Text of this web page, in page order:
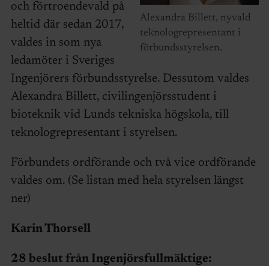
Alexandra Billett, nyvald
teknologrepresentant i
förbundsstyrelsen.
och förtroendevald på
heltid där sedan 2017,
valdes in som nya
ledamöter i Sveriges
Ingenjörers förbundsstyrelse. Dessutom valdes
Alexandra Billett, civilingenjörsstudent i
bioteknik vid Lunds tekniska högskola, till
teknologrepresentant i styrelsen.
Förbundets ordförande och två vice ordförande
valdes om. (Se listan med hela styrelsen längst
ner)
Karin Thorsell
28 beslut från Ingenjörsfullmäktige: